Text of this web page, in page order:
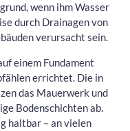
wenn ihm Wasser
durch Drainagen von
verursacht sein.
einem Fundament
errichtet. Die in
das Mauerwerk und
Bodenschichten ab.
haltbar – an vielen